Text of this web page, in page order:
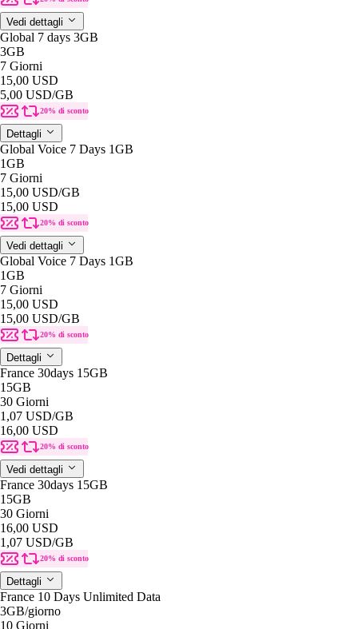
Vedi dettagli
Global 7 days 3GB
3GB
7 Giorni
15,00 USD
5,00 USD/GB
20% di sconto
Dettagli
Global Voice 7 Days 1GB
1GB
7 Giorni
15,00 USD/GB
15,00 USD
20% di sconto
Vedi dettagli
Global Voice 7 Days 1GB
1GB
7 Giorni
15,00 USD
15,00 USD/GB
20% di sconto
Dettagli
France 30days 15GB
15GB
30 Giorni
1,07 USD/GB
16,00 USD
20% di sconto
Vedi dettagli
France 30days 15GB
15GB
30 Giorni
16,00 USD
1,07 USD/GB
20% di sconto
Dettagli
France 10 Days Unlimited Data
3GB/giorno
10 Giorni